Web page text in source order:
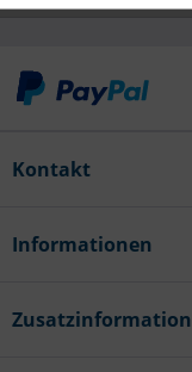
Kontakt
Informationen